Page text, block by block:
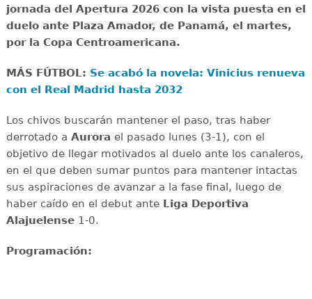
jornada del Apertura 2026 con la vista puesta en el
duelo ante Plaza Amador, de Panamá, el martes,
por la Copa Centroamericana.
MÁS FÚTBOL: Se acabó la novela: Vinicius renueva
con el Real Madrid hasta 2032
Los chivos buscarán mantener el paso, tras haber
derrotado a Aurora el pasado lunes (3-1), con el
objetivo de llegar motivados al duelo ante los canaleros,
en el que deben sumar puntos para mantener intactas
sus aspiraciones de avanzar a la fase final, luego de
haber caído en el debut ante Liga Deportiva
Alajuelense1-0.
Programación: